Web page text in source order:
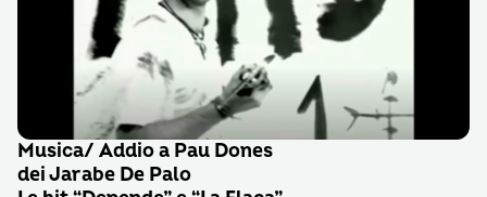
Musica/ Addio a Pau Dones
dei Jarabe De Palo